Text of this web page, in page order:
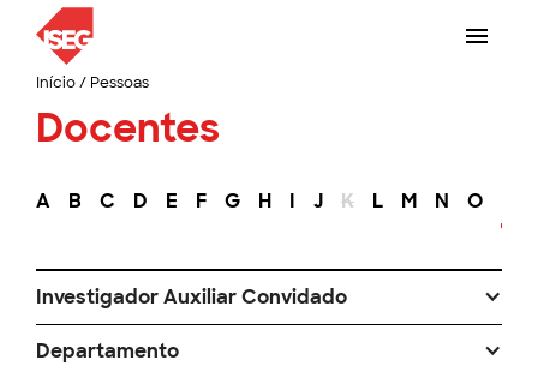
Início/ Pessoas
Docentes
A B C D E F G H I J K L M N O
Investigador Auxiliar Convidado
Departamento